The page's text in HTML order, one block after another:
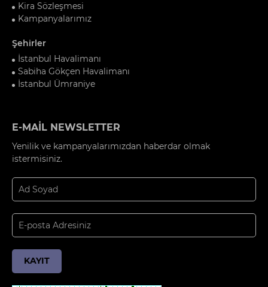
Kira Sözleşmesi
Kampanyalarımız
Şehirler
İstanbul Havalimanı
Sabiha Gökçen Havalimanı
İstanbul Ümraniye
E-MAİL NEWSLETTER
Yenilik ve kampanyalarımızdan haberdar olmak
istermisiniz.
KAYIT